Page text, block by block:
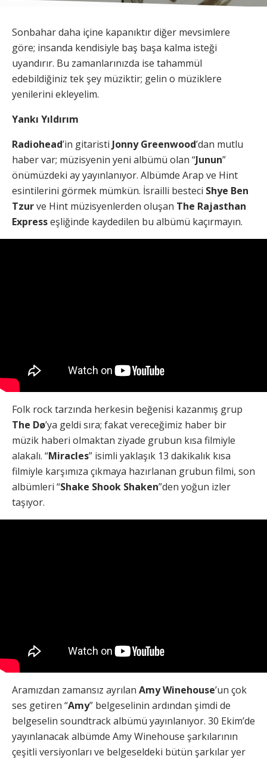
Sonbahar daha içine kapanıktır diğer mevsimlere
göre; insanda kendisiyle baş başa kalma isteği
uyandırır. Bu zamanlarınızda ise tahammül
edebildiğiniz tek şey müziktir; gelin o müziklere
yenilerini ekleyelim.
Yankı Yıldırım
Radiohead’in gitaristi Jonny Greenwood’dan mutlu
haber var; müzisyenin yeni albümü olan “Junun”
önümüzdeki ay yayınlanıyor. Albümde Arap ve Hint
esintilerini görmek mümkün. İsrailli besteci Shye Ben
Tzurve Hint müzisyenlerden oluşan The Rajasthan
Expresseşliğinde kaydedilen bu albümü kaçırmayın.
Folk rock tarzında herkesin beğenisi kazanmış grup
The Dø’ya geldi sıra; fakat vereceğimiz haber bir
müzik haberi olmaktan ziyade grubun kısa filmiyle
alakalı. “Miracles” isimli yaklaşık 13 dakikalık kısa
filmiyle karşımıza çıkmaya hazırlanan grubun filmi, son
albümleri “Shake Shook Shaken”den yoğun izler
taşıyor.
Aramızdan zamansız ayrılan Amy Winehouse’un çok
ses getiren “Amy” belgeselinin ardından şimdi de
belgeselin soundtrack albümü yayınlanıyor. 30 Ekim’de
yayınlanacak albümde Amy Winehouse şarkılarının
çeşitli versiyonları ve belgeseldeki bütün şarkılar yer